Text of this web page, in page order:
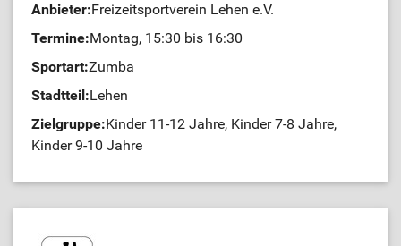
Anbieter:Freizeitsportverein Lehen e.V.
Termine:Montag, 15:30 bis 16:30
Sportart:Zumba
Stadtteil:Lehen
Zielgruppe:Kinder 11-12 Jahre, Kinder 7-8 Jahre,
Kinder 9-10 Jahre